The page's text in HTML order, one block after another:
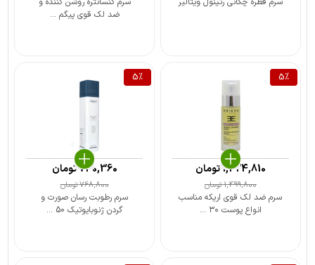
ضد لک قوی پیگم ...
5%
سرم ضد لک قوی اریکه مناسب
انواع پوست ۳۰ ...
1,499,800تومان
1,424,810تومان
5%
سرم رطوبت رسان صورت و
گردن ژنوبایوتیک 50 ...
768,800تومان
730,360تومان